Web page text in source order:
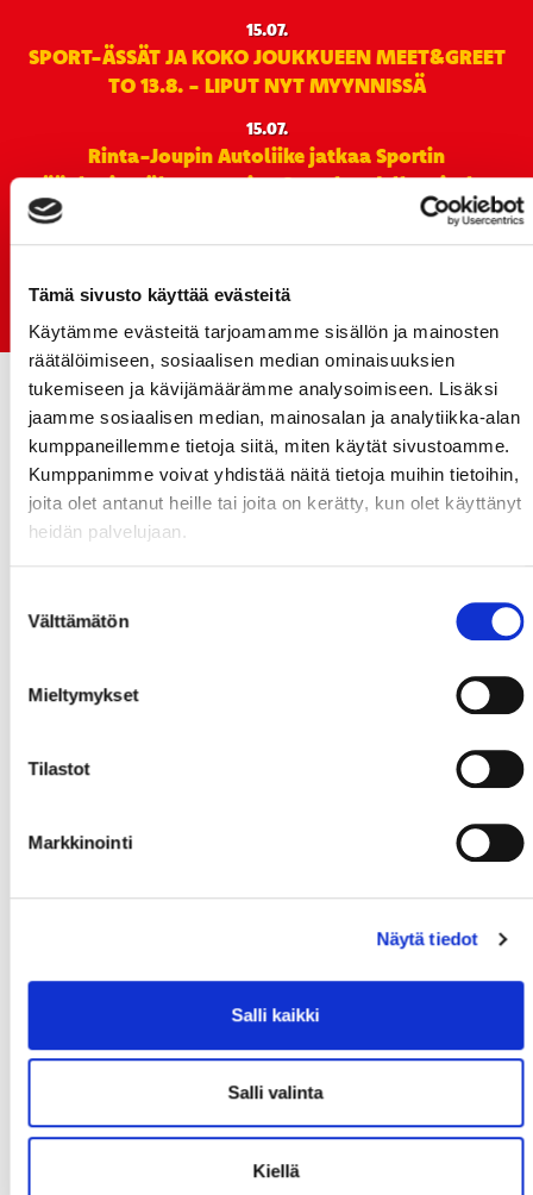
Tämä sivusto käyttää evästeitä
Käytämme evästeitä tarjoamamme sisällön ja mainosten
räätälöimiseen, sosiaalisen median ominaisuuksien
tukemiseen ja kävijämäärämme analysoimiseen. Lisäksi
jaamme sosiaalisen median, mainosalan ja analytiikka-alan
kumppaneillemme tietoja siitä, miten käytät sivustoamme.
Kumppanimme voivat yhdistää näitä tietoja muihin tietoihin,
joita olet antanut heille tai joita on kerätty, kun olet käyttänyt
heidän palvelujaan.
valinta
Välttämätön
Mieltymykset
Tilastot
Markkinointi
Näytä tiedot
Salli kaikki
Salli valinta
Kiellä
15.07.
SPORT-ÄSSÄT JA KOKO JOUKKUEEN MEET&GREET
TO 13.8. - LIPUT NYT MYYNNISSÄ
15.07.
Rinta-Joupin Autoliike jatkaa Sportin
pääyhteistyökumppanina Superkaudella – jatkoa
monikymmenvuotiselle yhteistyölle
Early Bird-lippupaketit nyt myynnissä! - näe
Jokerit-matsi ja useat muut